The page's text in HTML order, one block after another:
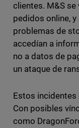
clientes. M&S
pedidos online,
problemas de
accedían a
no a datos de
un ataque de
Estos incidentes
Con posibles
como